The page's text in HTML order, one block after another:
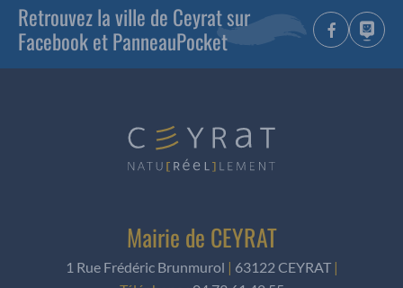
Retrouvez la ville de Ceyrat sur
Facebook et PanneauPocket
Mairie de CEYRAT
1 Rue Frédéric Brunmurol | 63122 CEYRAT |